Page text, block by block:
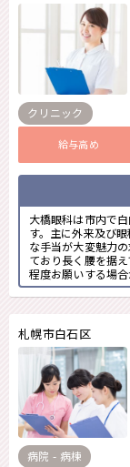
クリニック
給与高め
大橋眼科は市内で
す。主に外来及び
な手当が大変魅力
ており長く腰を据
程度お願いする場合
札幌市白石区
病院 - 病棟